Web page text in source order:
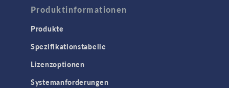
Produktinformationen
Produkte
Spezifikationstabelle
Lizenzoptionen
Systemanforderungen